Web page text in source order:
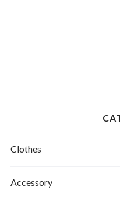
Clothes
Mens
Accessory